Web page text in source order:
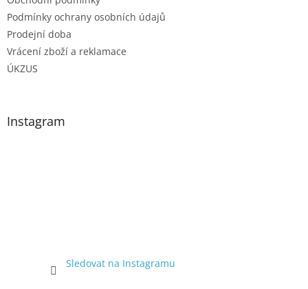
Podmínky ochrany osobních údajů
Prodejní doba
Vrácení zboží a reklamace
ÚKZUS
Instagram
Sledovat na Instagramu